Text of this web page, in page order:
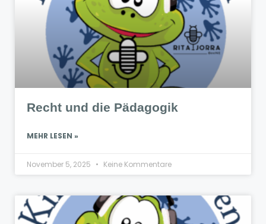
Recht und die Pädagogik
MEHR LESEN »
November 5, 2025 Keine Kommentare